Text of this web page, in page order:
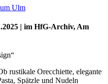
Ulm
| im HfG-Archiv, Am
rustikale Orecchiette, elegante
Spätzle und Nudeln